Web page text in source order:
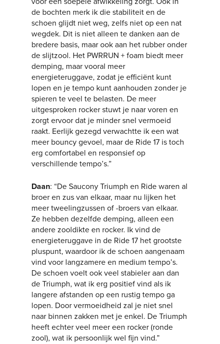
de bochten merk ik die stabiliteit en de
schoen glijdt niet weg, zelfs niet op een nat
wegdek. Dit is niet alleen te danken aan de
bredere basis, maar ook aan het rubber onder
de slijtzool. Het PWRRUN + foam biedt meer
demping, maar vooral meer
energieteruggave, zodat je efficiënt kunt
lopen en je tempo kunt aanhouden zonder je
spieren te veel te belasten. De meer
uitgesproken rocker stuwt je naar voren en
zorgt ervoor dat je minder snel vermoeid
raakt. Eerlijk gezegd verwachtte ik een wat
meer bouncy gevoel, maar de Ride 17 is toch
erg comfortabel en responsief op
verschillende tempo’s.”
Daan: “De Saucony Triumph en Ride waren al
broer en zus van elkaar, maar nu lijken het
meer tweelingzussen of -broers van elkaar.
Ze hebben dezelfde demping, alleen een
andere zooldikte en rocker. Ik vind de
energieteruggave in de Ride 17 het grootste
pluspunt, waardoor ik de schoen aangenaam
vind voor langzamere en medium tempo’s.
De schoen voelt ook veel stabieler aan dan
de Triumph, wat ik erg positief vind als ik
langere afstanden op een rustig tempo ga
lopen. Door vermoeidheid zal je niet snel
naar binnen zakken met je enkel. De Triumph
heeft echter veel meer een rocker (ronde
zool), wat ik persoonlijk wel fijn vind.”